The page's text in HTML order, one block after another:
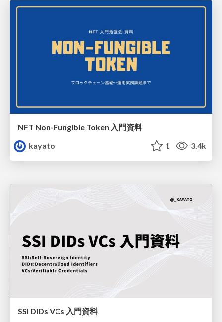
NFT Non-Fungible Token 入門資料
kayato
1 3.4k
SSI DIDs VCs 入門資料